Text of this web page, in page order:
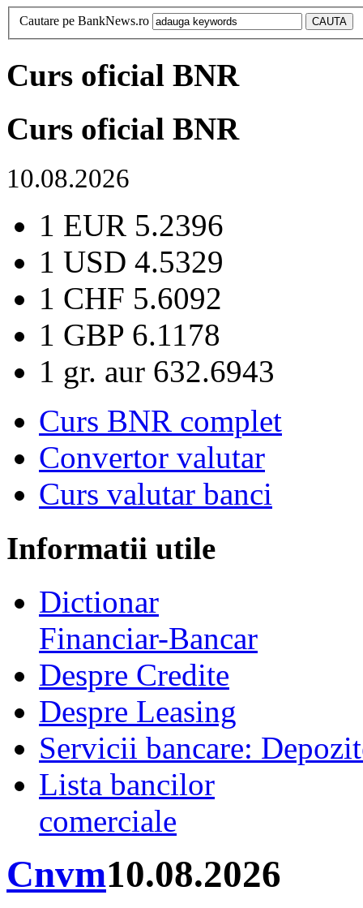
Cautare pe BankNews.ro
Curs oficial BNR
Curs oficial BNR
10.08.2026
1 EUR 5.2396
1 USD 4.5329
1 CHF 5.6092
1 GBP 6.1178
1 gr. aur 632.6943
Curs BNR complet
Convertor valutar
Curs valutar banci
Informatii utile
Dictionar
Financiar-Bancar
Despre Credite
Despre Leasing
Servicii bancare:
Lista bancilor
comerciale
Cnvm10.08.2026